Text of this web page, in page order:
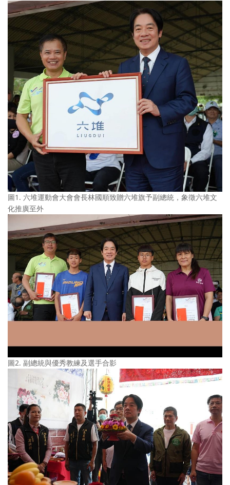
圖1. 六堆運動會大會會長林國順致贈六堆旗予副總統，象徵六堆文
化推廣至外
圖2. 副總統與優秀教練及選手合影